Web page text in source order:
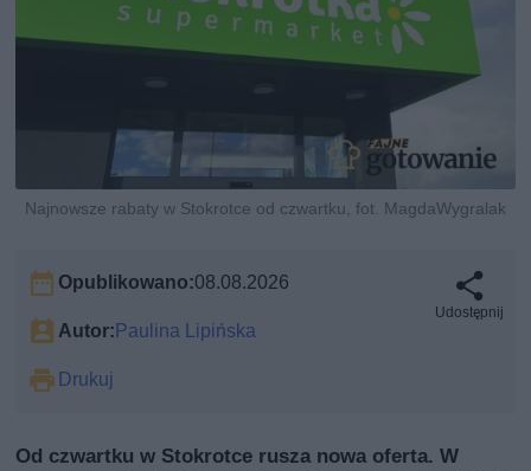
Najnowsze rabaty w Stokrotce od czwartku, fot. MagdaWygralak
Opublikowano:08.08.2026
Autor: Paulina Lipińska
Drukuj
Udostępnij
Od czwartku w Stokrotce rusza nowa oferta. W